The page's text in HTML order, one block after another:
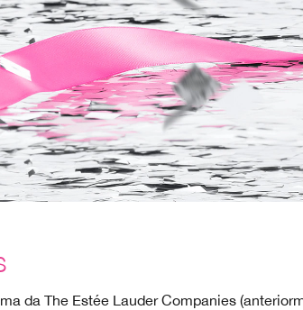
da The Estée Lauder Companies